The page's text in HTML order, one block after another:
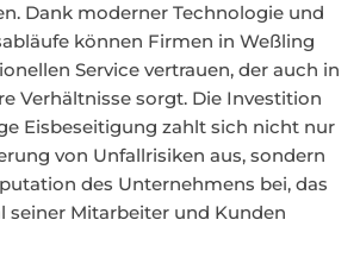
Dank moderner Technologie und
können Firmen in Weßling
Service vertrauen, der auch in
Verhältnisse sorgt. Die Investition
Eisbeseitigung zahlt sich nicht nur
von Unfallrisiken aus, sondern
des Unternehmens bei, das
seiner Mitarbeiter und Kunden